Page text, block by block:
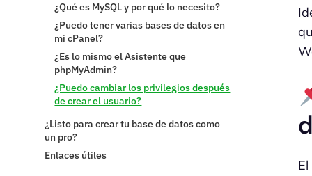
¿Qué es MySQL y por qué lo necesito?
¿Puedo tener varias bases de datos en
mi cPanel?
¿Es lo mismo el Asistente que
phpMyAdmin?
¿Puedo cambiar los privilegios después
de crear el usuario?
¿Listo para crear tu base de datos como
un pro?
Enlaces útiles
El